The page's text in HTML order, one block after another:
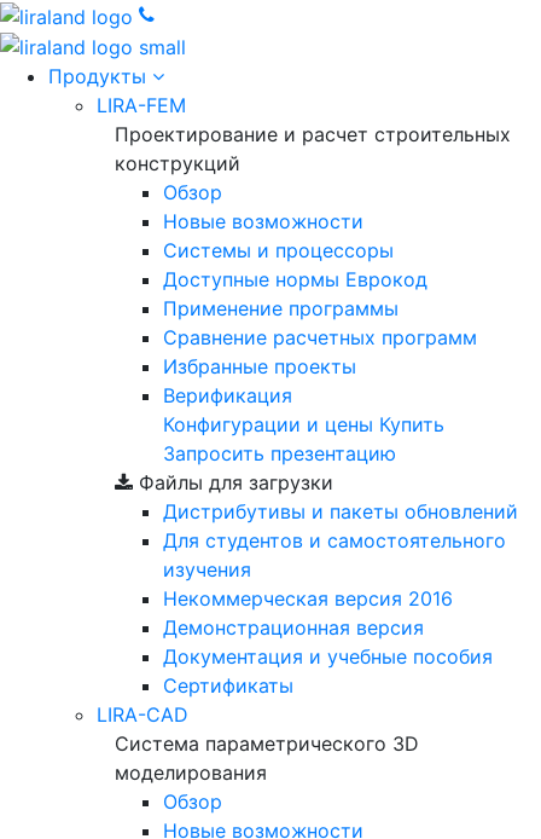
Продукты
LIRA-FEM
Проектирование и расчет строительных
конструкций
Обзор
Новые возможности
Cистемы и процессоры
Доступные нормы Еврокод
Применение программы
Сравнение расчетных программ
Избранные проекты
Верификация
Конфигурации и цены Купить
Запросить презентацию
Файлы для загрузки
Дистрибутивы и пакеты обновлений
Для студентов и самостоятельного
изучения
Некоммерческая версия 2016
Демонстрационная версия
Документация и учебные пособия
Сертификаты
LIRA-CAD
Система параметрического 3D
моделирования
Обзор
Новые возможности